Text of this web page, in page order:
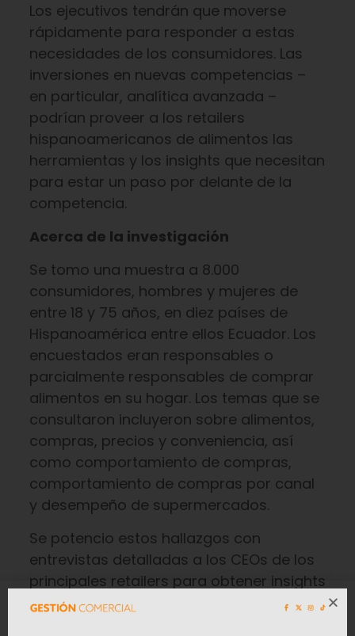
Los ejecutivos tendrán que moverse
rápidamente para responder a estas
necesidades de los consumidores. Las
inversiones en nuevas competencias –
en particular, analítica avanzada –
podrían proveer a los retailers
hispanoamericanos de alimentos las
herramientas y los insights que necesitan
para estar un paso por delante de la
competencia.
Acerca de la investigación
Se tomo una muestra a 8.000
consumidores, hombres y mujeres de
entre 18 y 75 años, en diez países de
Hispanoamérica entre ellos Ecuador. Los
encuestados eran responsables o
parcialmente responsables de comprar
alimentos en su hogar. Los temas que se
consultaron incluyeron sobre alimentos,
compras, precios y conveniencia, así
como comportamiento de compras,
comportamiento de compras por canal
y desempeño de supermercados.
Se potencio estos hallazgos con
entrevistas detalladas a los CEOs de los
principales retailers para obtener insights
sobre las tendencias del mercado, los